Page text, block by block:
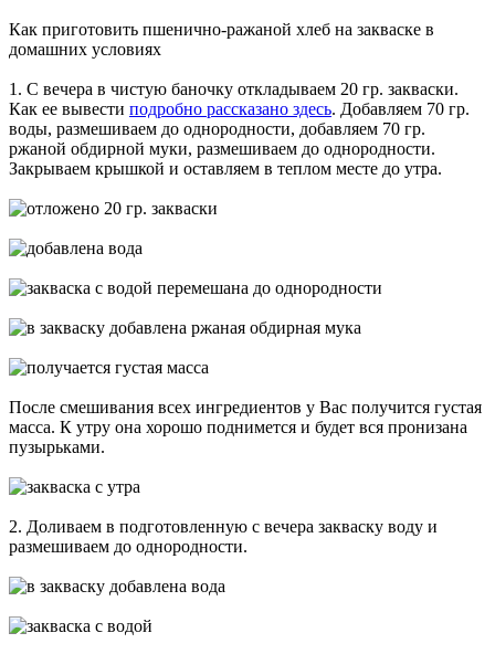
Как приготовить пшенично-ражаной хлеб на закваске в
домашних условиях
1. С вечера в чистую баночку откладываем 20 гр. закваски.
Как ее вывести подробно рассказано здесь. Добавляем 70 гр.
воды, размешиваем до однородности, добавляем 70 гр.
ржаной обдирной муки, размешиваем до однородности.
Закрываем крышкой и оставляем в теплом месте до утра.
После смешивания всех ингредиентов у Вас получится густая
масса. К утру она хорошо поднимется и будет вся пронизана
пузырьками.
2. Доливаем в подготовленную с вечера закваску воду и
размешиваем до однородности.